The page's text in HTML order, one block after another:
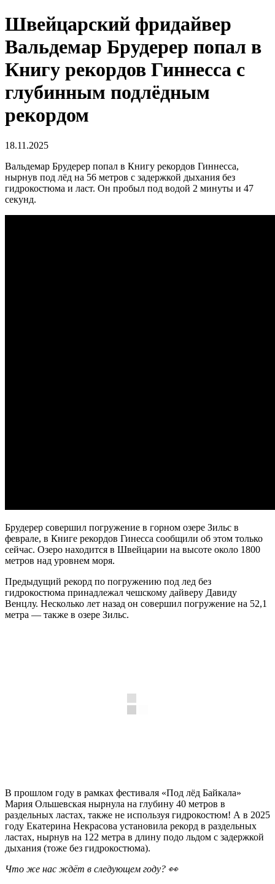
Швейцарский фридайвер
Вальдемар Брудерер попал в
Книгу рекордов Гиннесса с
глубинным подлёдным
рекордом
18.11.2025
Вальдемар Брудерер попал в Книгу рекордов Гиннесса,
нырнув под лёд на 56 метров с задержкой дыхания без
гидрокостюма и ласт. Он пробыл под водой 2 минуты и 47
секунд.
Брудерер совершил погружение в горном озере Зильс в
феврале, в Книге рекордов Гинесса сообщили об этом только
сейчас. Озеро находится в Швейцарии на высоте около 1800
метров над уровнем моря.
Предыдущий рекорд по погружению под лед без
гидрокостюма принадлежал чешскому дайверу Давиду
Венцлу. Несколько лет назад он совершил погружение на 52,1
метра — также в озере Зильс.
В прошлом году в рамках фестиваля «Под лёд Байкала»
Мария Ольшевская нырнула на глубину 40 метров в
раздельных ластах, также не используя гидрокостюм! А в 2025
году Екатерина Некрасова установила рекорд в раздельных
ластах, нырнув на 122 метра в длину подо льдом с задержкой
дыхания (тоже без гидрокостюма).
Что же нас ждёт в следующем году? 👀